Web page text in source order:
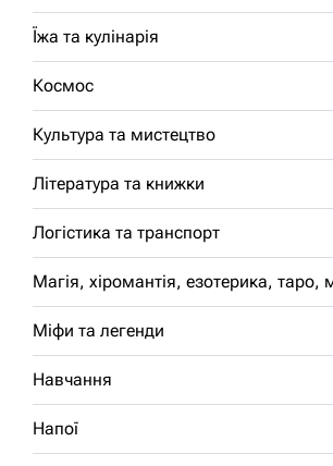
Їжа та кулінарія
Космос
Культура та мистецтво
Література та книжки
Логістика та транспорт
Магія, хіромантія, езотерика, таро,
Міфи та легенди
Навчання
Напої